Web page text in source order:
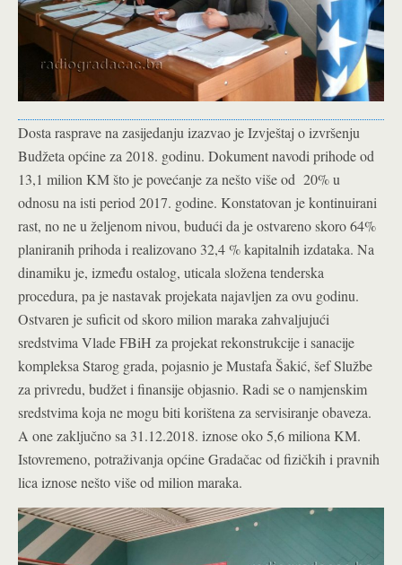
Dosta rasprave na zasijedanju izazvao je Izvještaj o izvršenju
Budžeta općine za 2018. godinu. Dokument navodi prihode od
13,1 milion KM što je povećanje za nešto više od 20% u
odnosu na isti period 2017. godine. Konstatovan je kontinuirani
rast, no ne u željenom nivou, budući da je ostvareno skoro 64%
planiranih prihoda i realizovano 32,4 % kapitalnih izdataka. Na
dinamiku je, između ostalog, uticala složena tenderska
procedura, pa je nastavak projekata najavljen za ovu godinu.
Ostvaren je suficit od skoro milion maraka zahvaljujući
sredstvima Vlade FBiH za projekat rekonstrukcije i sanacije
kompleksa Starog grada, pojasnio je Mustafa Šakić, šef Službe
za privredu, budžet i finansije objasnio. Radi se o namjenskim
sredstvima koja ne mogu biti korištena za servisiranje obaveza.
A one zaključno sa 31.12.2018. iznose oko 5,6 miliona KM.
Istovremeno, potraživanja općine Gradačac od fizičkih i pravnih
lica iznose nešto više od milion maraka.